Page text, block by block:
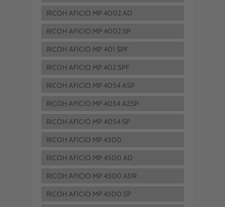
RICOH AFICIO MP 4002 AD
RICOH AFICIO MP 4002 SP
RICOH AFICIO MP 401 SPF
RICOH AFICIO MP 402 SPF
RICOH AFICIO MP 4054 ASP
RICOH AFICIO MP 4054 AZSP
RICOH AFICIO MP 4054 SP
RICOH AFICIO MP 4500
RICOH AFICIO MP 4500 AD
RICOH AFICIO MP 4500 ADR
RICOH AFICIO MP 4500 SP